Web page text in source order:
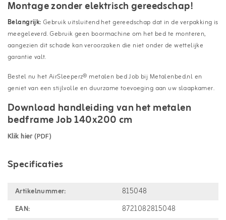
Montage zonder elektrisch gereedschap!
Belangrijk: Gebruik uitsluitend het gereedschap dat in de verpakking is
meegeleverd. Gebruik geen boormachine om het bed te monteren,
aangezien dit schade kan veroorzaken die niet onder de wettelijke
garantie valt.
Bestel nu het AirSleeperz® metalen bed Job bij Metalenbed.nl en
geniet van een stijlvolle en duurzame toevoeging aan uw slaapkamer.
Download handleiding van het metalen
bedframe Job 140x200 cm
Klik hier (PDF)
Specificaties
Artikelnummer:
815048
EAN:
8721082815048